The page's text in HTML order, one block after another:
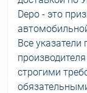
Depo - это
Все указатели
строгими